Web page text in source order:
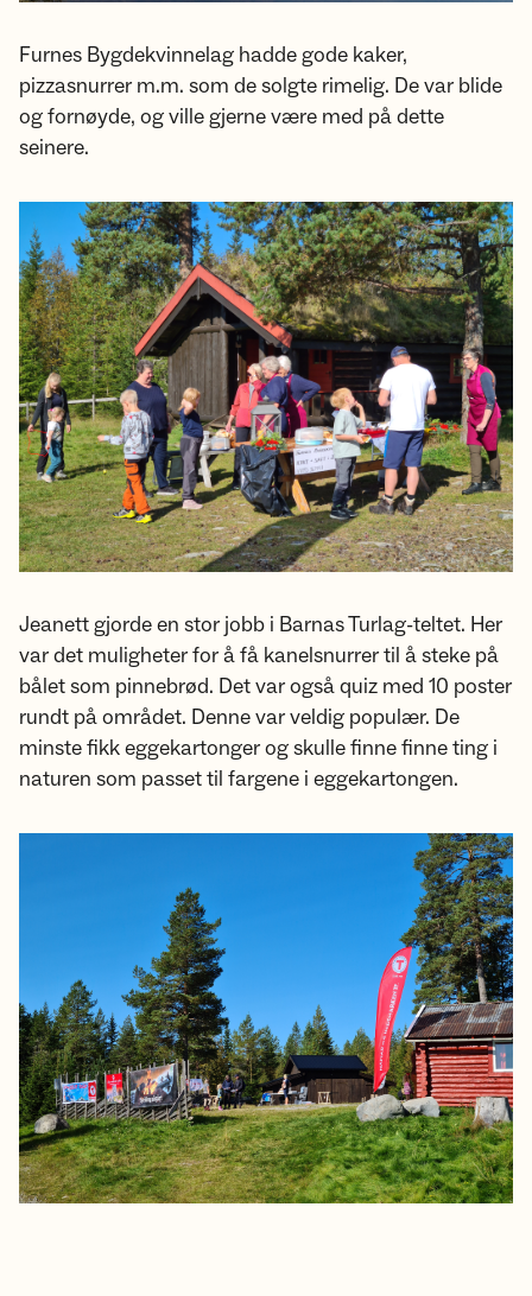
Furnes Bygdekvinnelag hadde gode kaker,
pizzasnurrer m.m. som de solgte rimelig. De var blide
og fornøyde, og ville gjerne være med på dette
seinere.
Jeanett gjorde en stor jobb i Barnas Turlag-teltet. Her
var det muligheter for å få kanelsnurrer til å steke på
bålet som pinnebrød. Det var også quiz med 10 poster
rundt på området. Denne var veldig populær. De
minste fikk eggekartonger og skulle finne finne ting i
naturen som passet til fargene i eggekartongen.